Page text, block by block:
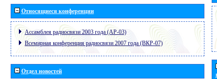
Относящиеся конференции
Ассамблея радиосвязи 2003 года (АР-03)
Всемирная конференция радиосвязи 2007 года (ВКР-07)
Отдел новостей